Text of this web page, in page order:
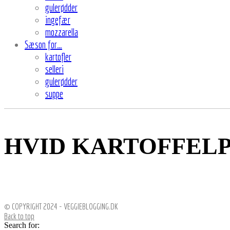
gulerødder
ingefær
mozzarella
Sæson for…
kartofler
selleri
gulerødder
suppe
HVID
© COPYRIGHT 2024 - VEGGIEBLOGGING.DK
Back to top
Search for: